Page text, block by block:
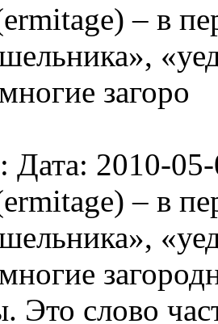
– в
загоро
Дата: 2010-
– в
Это слово